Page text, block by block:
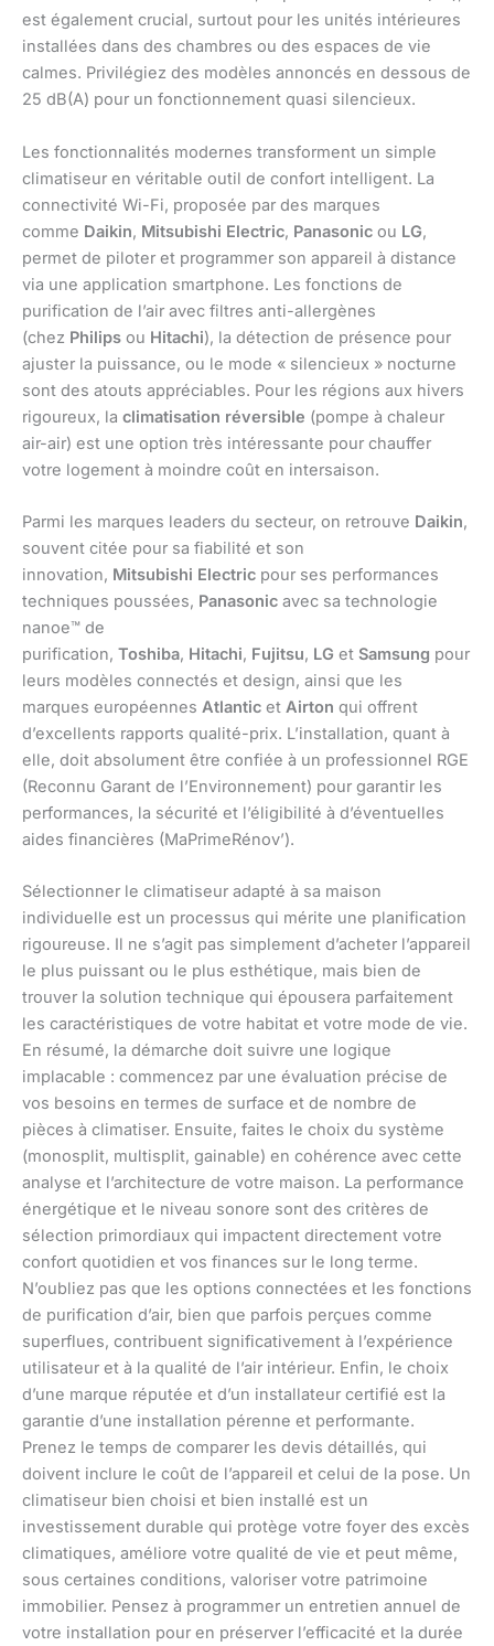
est également crucial, surtout pour les unités intérieures
installées dans des chambres ou des espaces de vie
calmes. Privilégiez des modèles annoncés en dessous de
25 dB(A) pour un fonctionnement quasi silencieux.
Les fonctionnalités modernes transforment un simple
climatiseur en véritable outil de confort intelligent. La
connectivité Wi-Fi, proposée par des marques
comme Daikin, Mitsubishi Electric, Panasonic ou LG,
permet de piloter et programmer son appareil à distance
via une application smartphone. Les fonctions de
purification de l’air avec filtres anti-allergènes
(chez Philips ou Hitachi), la détection de présence pour
ajuster la puissance, ou le mode « silencieux » nocturne
sont des atouts appréciables. Pour les régions aux hivers
rigoureux, la climatisation réversible (pompe à chaleur
air-air) est une option très intéressante pour chauffer
votre logement à moindre coût en intersaison.
Parmi les marques leaders du secteur, on retrouve Daikin,
souvent citée pour sa fiabilité et son
innovation, Mitsubishi Electric pour ses performances
techniques poussées, Panasonic avec sa technologie
nanoe™ de
purification, Toshiba, Hitachi, Fujitsu, LG et Samsung pour
leurs modèles connectés et design, ainsi que les
marques européennes Atlantic et Airton qui offrent
d’excellents rapports qualité-prix. L’installation, quant à
elle, doit absolument être confiée à un professionnel RGE
(Reconnu Garant de l’Environnement) pour garantir les
performances, la sécurité et l’éligibilité à d’éventuelles
aides financières (MaPrimeRénov’).
Sélectionner le climatiseur adapté à sa maison
individuelle est un processus qui mérite une planification
rigoureuse. Il ne s’agit pas simplement d’acheter l’appareil
le plus puissant ou le plus esthétique, mais bien de
trouver la solution technique qui épousera parfaitement
les caractéristiques de votre habitat et votre mode de vie.
En résumé, la démarche doit suivre une logique
implacable : commencez par une évaluation précise de
vos besoins en termes de surface et de nombre de
pièces à climatiser. Ensuite, faites le choix du système
(monosplit, multisplit, gainable) en cohérence avec cette
analyse et l’architecture de votre maison. La performance
énergétique et le niveau sonore sont des critères de
sélection primordiaux qui impactent directement votre
confort quotidien et vos finances sur le long terme.
N’oubliez pas que les options connectées et les fonctions
de purification d’air, bien que parfois perçues comme
superflues, contribuent significativement à l’expérience
utilisateur et à la qualité de l’air intérieur. Enfin, le choix
d’une marque réputée et d’un installateur certifié est la
garantie d’une installation pérenne et performante.
Prenez le temps de comparer les devis détaillés, qui
doivent inclure le coût de l’appareil et celui de la pose. Un
climatiseur bien choisi et bien installé est un
investissement durable qui protège votre foyer des excès
climatiques, améliore votre qualité de vie et peut même,
sous certaines conditions, valoriser votre patrimoine
immobilier. Pensez à programmer un entretien annuel de
votre installation pour en préserver l’efficacité et la durée